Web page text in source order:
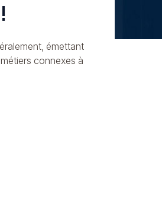
émettant
connexes à